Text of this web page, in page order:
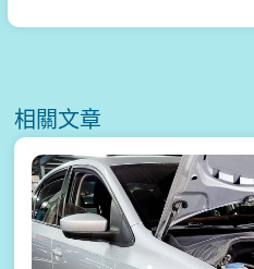
相關文章